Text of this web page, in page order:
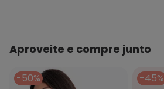
Aproveite e compre junto
-50% -45%